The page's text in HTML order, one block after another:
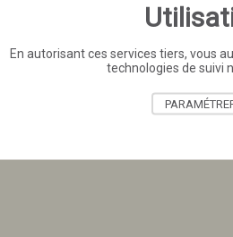
En autorisant ces services tiers, vous
technologies de suivi